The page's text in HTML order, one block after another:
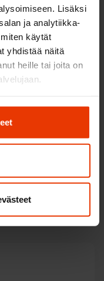
Lisäksi
ja analytiikka-
käytät
yhdistää näitä
heille tai joita on